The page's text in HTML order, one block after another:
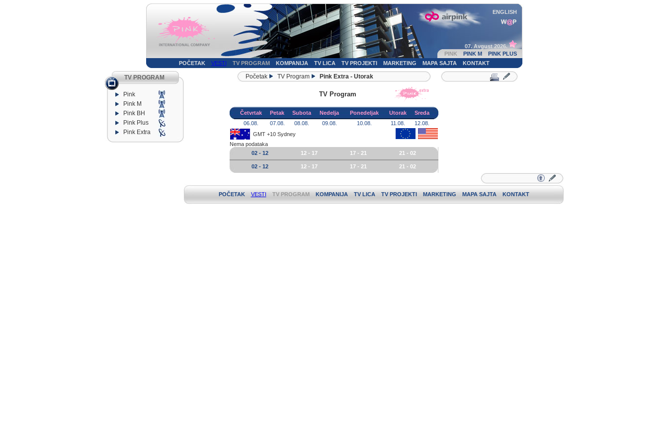
ENGLISH
07. Avgust 2026.
PINK
PINK M
PINK PLUS
POČETAK
VESTI TV PROGRAM KOMPANIJA TV LICA TV PROJEKTI MARKETING MAPA SAJTA KONTAKT
TV PROGRAM
Pink
Pink M
Pink BH
Pink Plus
Pink Extra
Početak TV Program Pink Extra - Utorak
TV Program
Četvrtak Petak Subota Nedelja Ponedeljak Utorak
Sreda
06.08.
07.08. 08.08. 09.08. 10.08. 11.08.
12.08.
GMT +10 Sydney
Nema podataka
02 - 12
12 - 17 17 - 21 21 - 02
02 - 12 12 - 17 17 - 21 21 - 02
POČETAK VESTI TV PROGRAM KOMPANIJA TV LICA TV PROJEKTI MARKETING MAPA SAJTA KONTAKT